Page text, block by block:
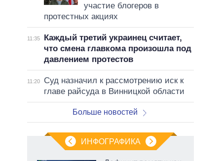
участие блогеров в
протестных акциях
11:35
Каждый третий украинец считает,
что смена главкома произошла под
давлением протестов
11:20
Суд назначил к рассмотрению иск к
главе райсуда в Винницкой области
Больше новостей
ИНФОГРАФИКА